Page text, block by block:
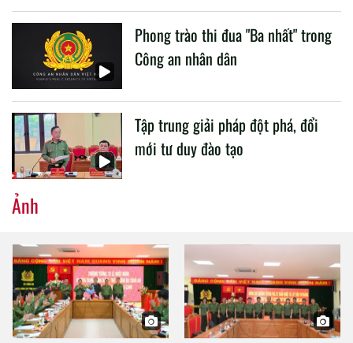
Phong trào thi đua "Ba nhất" trong
Công an nhân dân
Tập trung giải pháp đột phá, đổi
mới tư duy đào tạo
Ảnh